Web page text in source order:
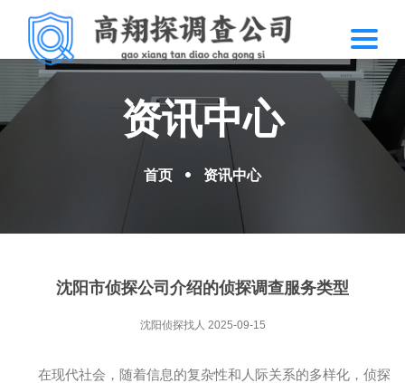
资讯中心
首页 资讯中心
沈阳市侦探公司介绍的侦探调查服务类型
沈阳侦探找人 2025-09-15
在现代社会，随着信息的复杂性和人际关系的多样化，侦探